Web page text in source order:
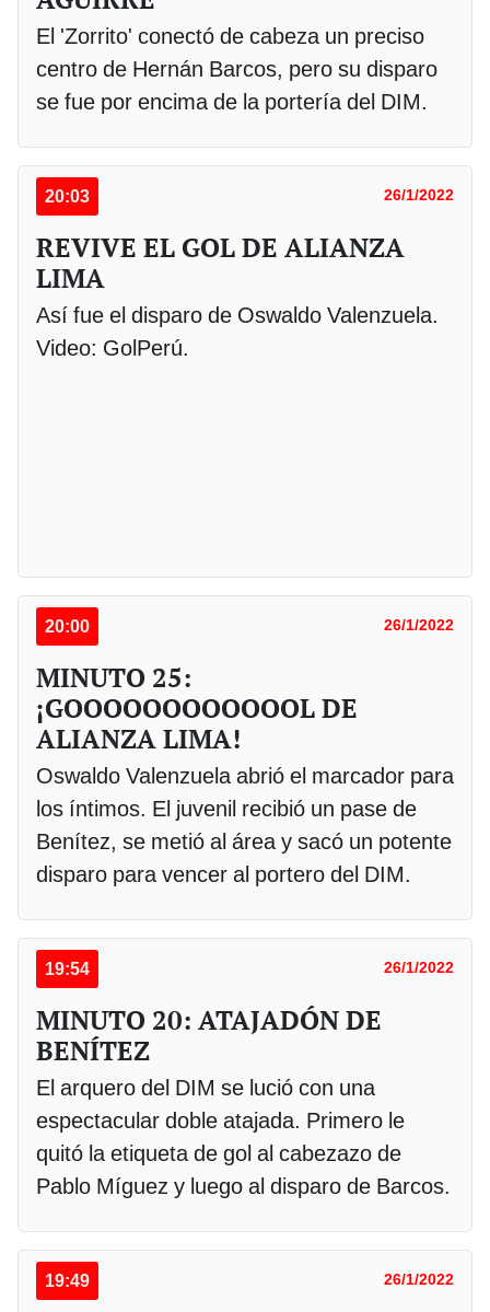
El 'Zorrito' conectó de cabeza un preciso
centro de Hernán Barcos, pero su disparo
se fue por encima de la portería del DIM.
20:03 26/1/2022
REVIVE EL GOL DE ALIANZA
LIMA
Así fue el disparo de Oswaldo Valenzuela.
Video: GolPerú.
20:00 26/1/2022
MINUTO 25:
¡GOOOOOOOOOOOOL DE
ALIANZA LIMA!
Oswaldo Valenzuela abrió el marcador para
los íntimos. El juvenil recibió un pase de
Benítez, se metió al área y sacó un potente
disparo para vencer al portero del DIM.
19:54 26/1/2022
MINUTO 20: ATAJADÓN DE
BENÍTEZ
El arquero del DIM se lució con una
espectacular doble atajada. Primero le
quitó la etiqueta de gol al cabezazo de
Pablo Míguez y luego al disparo de Barcos.
19:49 26/1/2022